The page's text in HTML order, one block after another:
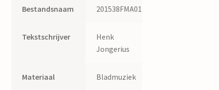
Jonkman
Bestandsnaam 201538FMA014
Tekstschrijver
Henk
Jongerius
Materiaal Bladmuziek